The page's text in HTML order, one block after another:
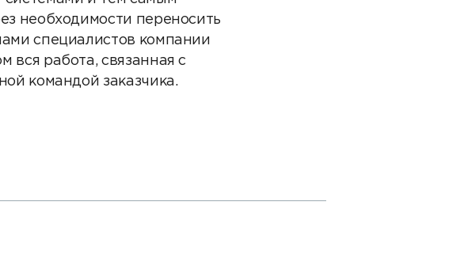
необходимости переносить
специалистов компании
вся работа, связанная с
командой заказчика.